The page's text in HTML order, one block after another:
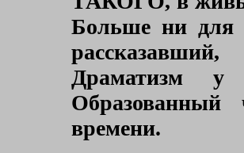
Больше ни для
Драматизм у
Образованный
времени.